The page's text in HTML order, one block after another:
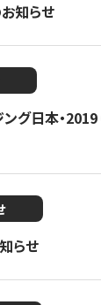
知らせ
ング日本・
らせ